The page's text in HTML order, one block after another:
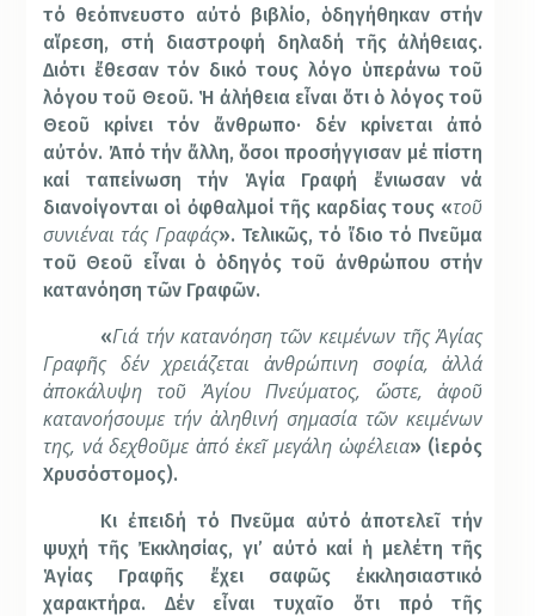
τό θεόπνευστο αὐτό βιβλίο, ὁδηγήθηκαν στήν
αἵρεση, στή διαστροφή δηλαδή τῆς ἀλήθειας.
Διότι ἔθεσαν τόν δικό τους λόγο ὑπεράνω τοῦ
λόγου τοῦ Θεοῦ. Ἡ ἀλήθεια εἶναι ὅτι ὁ λόγος τοῦ
Θεοῦ κρίνει τόν ἄνθρωπο· δέν κρίνεται ἀπό
αὐτόν. Ἀπό τήν ἄλλη, ὅσοι προσήγγισαν μέ πίστη
καί ταπείνωση τήν Ἁγία Γραφή ἔνιωσαν νά
διανοίγονται οἱ ὀφθαλμοί τῆς καρδίας τους «τοῦ
συνιέναι τάς Γραφάς». Τελικῶς, τό ἴδιο τό Πνεῦμα
τοῦ Θεοῦ εἶναι ὁ ὁδηγός τοῦ ἀνθρώπου στήν
κατανόηση τῶν Γραφῶν.
«Γιά τήν κατανόηση τῶν κειμένων τῆς Ἁγίας
Γραφῆς δέν χρειάζεται ἀνθρώπινη σοφία, ἀλλά
ἀποκάλυψη τοῦ Ἁγίου Πνεύματος, ὥστε, ἀφοῦ
κατανοήσουμε τήν ἀληθινή σημασία τῶν κειμένων
της, νά δεχθοῦμε ἀπό ἐκεῖ μεγάλη ὠφέλεια» (ἱερός
Χρυσόστομος).
Κι ἐπειδή τό Πνεῦμα αὐτό ἀποτελεῖ τήν
ψυχή τῆς Ἐκκλησίας, γι’ αὐτό καί ἡ μελέτη τῆς
Ἁγίας Γραφῆς ἔχει σαφῶς ἐκκλησιαστικό
χαρακτήρα. Δέν εἶναι τυχαῖο ὅτι πρό τῆς